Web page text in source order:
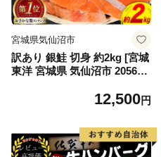
宮城県気仙沼市
訳あり 銀鮭 切身 約2kg [宮城
東洋 宮城県 気仙沼市 205649
格外 不揃い さけ サケ 鮭切身
切り身 魚 わけあり
12,500円